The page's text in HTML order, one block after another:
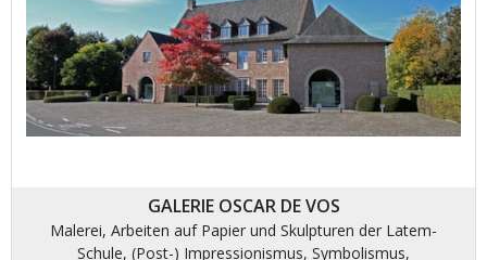
GALERIE OSCAR DE VOS
Malerei, Arbeiten auf Papier und Skulpturen der Latem-
Schule, (Post-) Impressionismus, Symbolismus,